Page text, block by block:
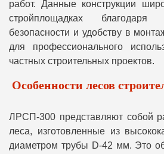
работ. Данные конструкции
стройплощадках благодаря
безопасности и удобству в
для профессионального
частных строительных проектов.
Особенности лесов
ЛРСП-300 представляют собой
леса, изготовленные из
диаметром трубы D-42 мм. Это